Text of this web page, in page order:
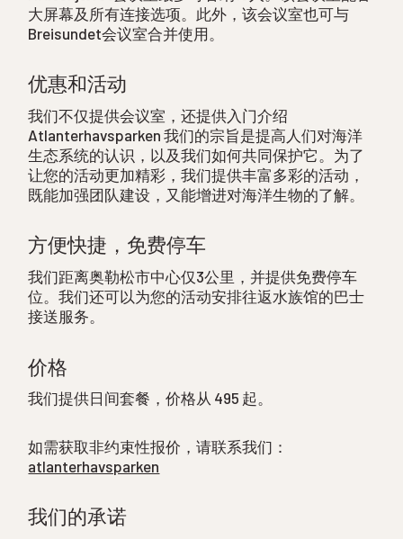
大屏幕及所有连接选项。此外，该会议室也可与
Breisundet会议室合并使用。
优惠和活动
我们不仅提供会议室，还提供入门介绍
Atlanterhavsparken 我们的宗旨是提高人们对海洋
生态系统的认识，以及我们如何共同保护它。为了
让您的活动更加精彩，我们提供丰富多彩的活动，
既能加强团队建设，又能增进对海洋生物的了解。
方便快捷，免费停车
我们距离奥勒松市中心仅3公里，并提供免费停车
位。我们还可以为您的活动安排往返水族馆的巴士
接送服务。
价格
我们提供日间套餐，价格从 495 起。
如需获取非约束性报价，请联系我们：
atlanterhavsparken
我们的承诺